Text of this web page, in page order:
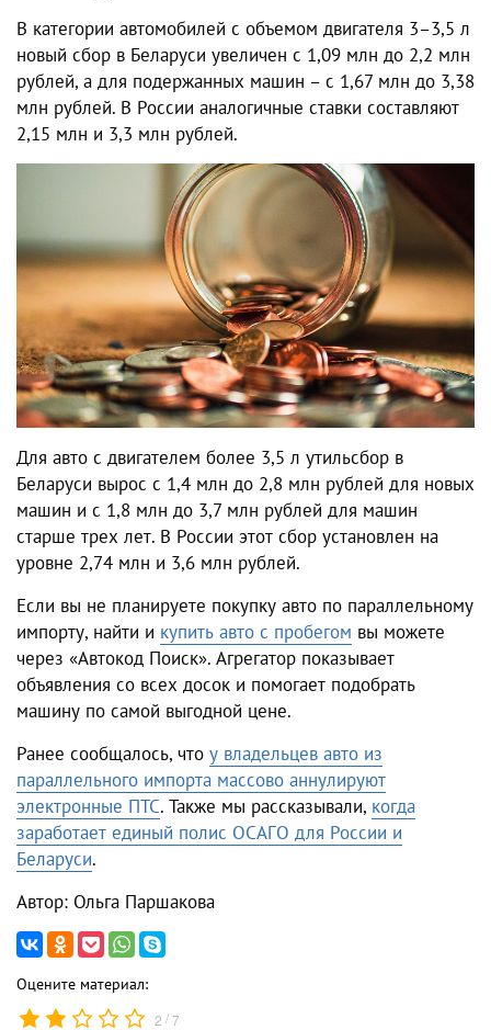
В категории автомобилей с объемом двигателя 3–3,5 л
новый сбор в Беларуси увеличен с 1,09 млн до 2,2 млн
рублей, а для подержанных машин – с 1,67 млн до 3,38
млн рублей. В России аналогичные ставки составляют
2,15 млн и 3,3 млн рублей.
Для авто с двигателем более 3,5 л утильсбор в
Беларуси вырос с 1,4 млн до 2,8 млн рублей для новых
машин и с 1,8 млн до 3,7 млн рублей для машин
старше трех лет. В России этот сбор установлен на
уровне 2,74 млн и 3,6 млн рублей.
Если вы не планируете покупку авто по параллельному
импорту, найти и купить авто с пробегом вы можете
через «Автокод Поиск». Агрегатор показывает
объявления со всех досок и помогает подобрать
машину по самой выгодной цене.
Ранее сообщалось, что у владельцев авто из
параллельного импорта массово аннулируют
электронные ПТС. Также мы рассказывали, когда
заработает единый полис ОСАГО для России и
Беларуси.
Автор: Ольга Паршакова
Оцените материал:
2 /7